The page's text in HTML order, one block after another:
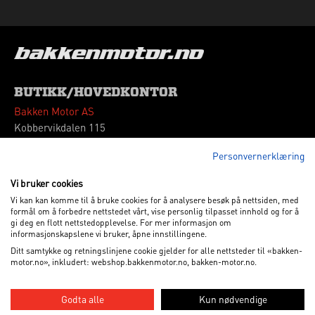
BUTIKK/HOVEDKONTOR
Bakken Motor AS
Kobbervikdalen 115
Vipps: 664339
VÅRE ÅPNINGSTIDER
Mandag - Fredag
Lørdag
ALL RIGHTS RESERVED 2012-2026. BAKKEN MOTOR AS
Personvernerklæring
Vi bruker cookies
Vi kan kan komme til å bruke cookies for å analysere besøk på nettsiden, med
formål om å forbedre nettstedet vårt, vise personlig tilpasset innhold og for å
gi deg en flott nettstedopplevelse. For mer informasjon om
informasjonskapslene vi bruker, åpne innstillingene.
Ditt samtykke og retningslinjene cookie gjelder for alle nettsteder til «bakken-
motor.no», inkludert: webshop.bakkenmotor.no, bakken-motor.no.
Godta alle Kun nødvendige